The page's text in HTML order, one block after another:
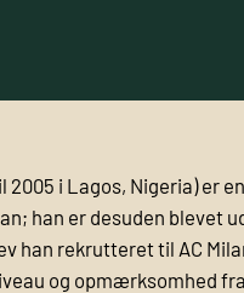
2005 i Lagos, Nigeria) er
han er desuden blevet
han rekrutteret til AC
og opmærksomhed